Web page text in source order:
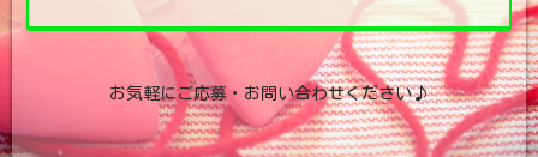
お気軽にご応募・お問い合わせください♪